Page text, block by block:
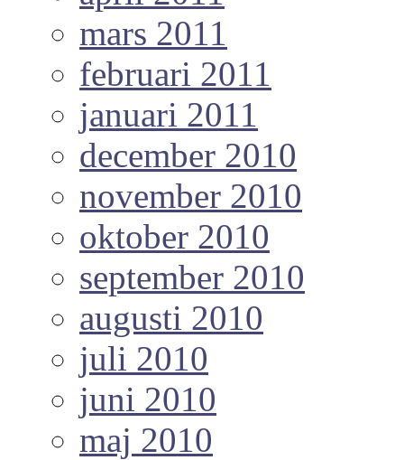
mars 2011
februari 2011
januari 2011
december 2010
november 2010
oktober 2010
september 2010
augusti 2010
juli 2010
juni 2010
maj 2010